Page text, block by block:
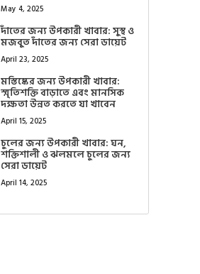
May 4, 2025
দাঁতের জন্য উপকারী খাবার: সুস্থ ও
মজবুত দাঁতের জন্য সেরা ডায়েট
April 23, 2025
মস্তিষ্কের জন্য উপকারী খাবার:
স্মৃতিশক্তি বাড়াতে এবং মানসিক
দক্ষতা উন্নত করতে যা খাবেন
April 15, 2025
চুলের জন্য উপকারী খাবার: ঘন,
শক্তিশালী ও ঝলমলে চুলের জন্য
সেরা ডায়েট
April 14, 2025